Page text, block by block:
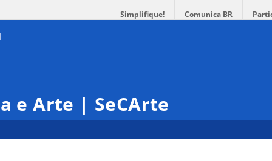
Simplifique! Comunica BR
e Arte | SeCArte